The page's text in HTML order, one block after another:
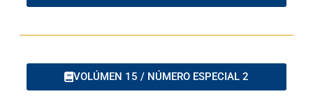
VOLÚMEN 15 / NÚMERO ESPECIAL 2